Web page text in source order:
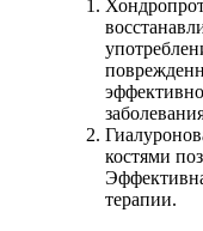
костями
терапии.